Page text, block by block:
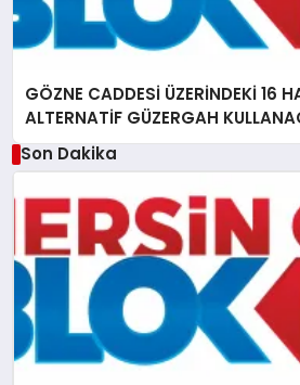
GÖZNE CADDESİ ÜZERİNDEKİ 16
ALTERNATİF GÜZERGAH
Son Dakika